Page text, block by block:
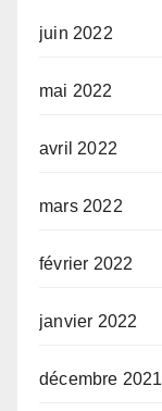
juin 2022
mai 2022
avril 2022
mars 2022
février 2022
janvier 2022
décembre 2021